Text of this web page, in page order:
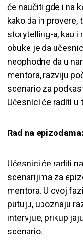
će naučiti gde i na
kako da ih
storytelling-a, kao i
obuke je da
neophodne da u
mentora, razviju
scenario za
Učesnici će raditi u
Rad na
Učesnici će raditi
scenarijima za
mentora. U ovoj
putuju, upoznaju
intervjue,
scenario.